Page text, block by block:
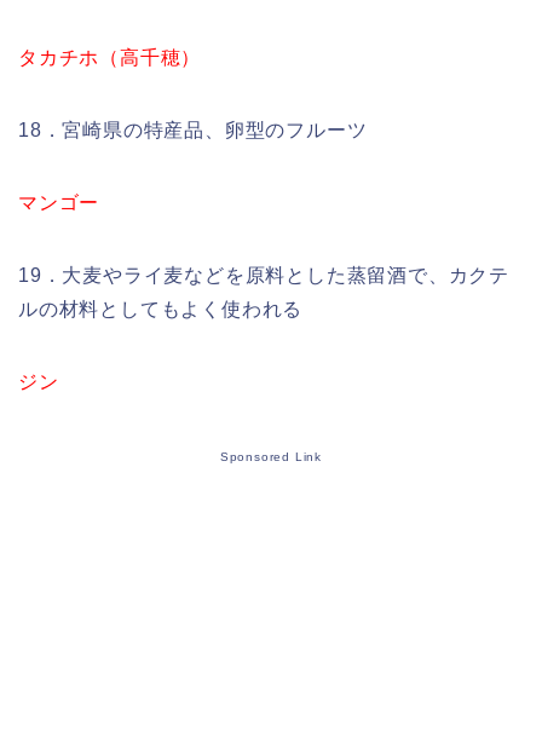
タカチホ（高千穂）
18．宮崎県の特産品、卵型のフルーツ
マンゴー
19．大麦やライ麦などを原料とした蒸留酒で、カクテ
ルの材料としてもよく使われる
ジン
Sponsored Link